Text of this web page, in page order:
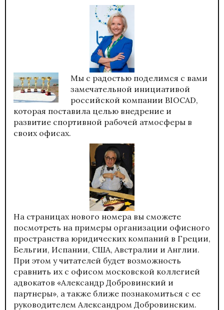
Мы с радостью поделимся с вами
замечательной инициативой
российской компании BIOCAD,
которая поставила целью внедрение и
развитие спортивной рабочей атмосферы в
своих офисах.
На страницах нового номера вы сможете
посмотреть на примеры организации офисного
пространства юридических компаний в Греции,
Бельгии, Испании, США, Австралии и Англии.
При этом у читателей будет возможность
сравнить их с офисом московской коллегией
адвокатов «Александр Добровинский и
партнеры», а также ближе познакомиться с ее
руководителем Александром Добровинским.